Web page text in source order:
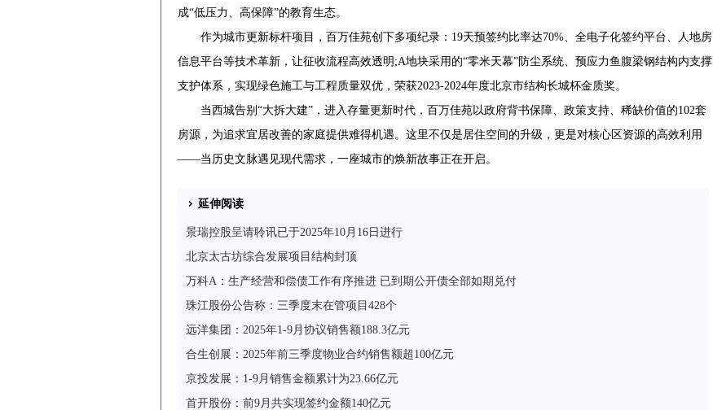
成“低压力、高保障”的教育生态。
作为城市更新标杆项目，百万佳苑创下多项纪录：19天预签约比率达70%、全电子化签约平台、人地房
信息平台等技术革新，让征收流程高效透明;A地块采用的“零米天幕”防尘系统、预应力鱼腹梁钢结构内支撑
支护体系，实现绿色施工与工程质量双优，荣获2023-2024年度北京市结构长城杯金质奖。
当西城告别“大拆大建”，进入存量更新时代，百万佳苑以政府背书保障、政策支持、稀缺价值的102套
房源，为追求宜居改善的家庭提供难得机遇。这里不仅是居住空间的升级，更是对核心区资源的高效利用
——当历史文脉遇见现代需求，一座城市的焕新故事正在开启。
延伸阅读
景瑞控股呈请聆讯已于2025年10月16日进行
北京太古坊综合发展项目结构封顶
万科A：生产经营和偿债工作有序推进 已到期公开债全部如期兑付
珠江股份公告称：三季度末在管项目428个
远洋集团：2025年1-9月协议销售额188.3亿元
合生创展：2025年前三季度物业合约销售额超100亿元
京投发展：1-9月销售金额累计为23.66亿元
首开股份：前9月共实现签约金额140亿元